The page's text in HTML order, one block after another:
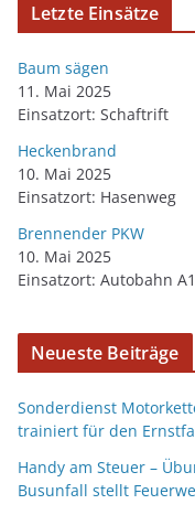
Letzte Einsätze
Baum sägen
11. Mai 2025
Einsatzort: Schaftrift
Heckenbrand
10. Mai 2025
Einsatzort: Hasenweg
Brennender PKW
10. Mai 2025
Einsatzort: Autobahn A1
Neueste Beiträge
Sonderdienst
trainiert für den
Handy am Steuer –
Busunfall stellt